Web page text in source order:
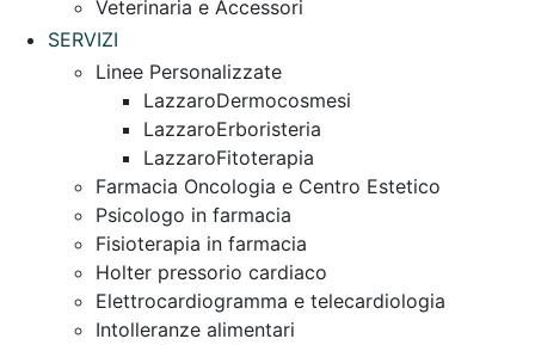
Veterinaria e Accessori
SERVIZI
Linee Personalizzate
LazzaroDermocosmesi
LazzaroErboristeria
LazzaroFitoterapia
Farmacia Oncologia e Centro Estetico
Psicologo in farmacia
Fisioterapia in farmacia
Holter pressorio cardiaco
Elettrocardiogramma e telecardiologia
Intolleranze alimentari